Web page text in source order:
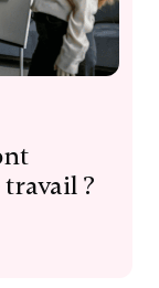
travail ?